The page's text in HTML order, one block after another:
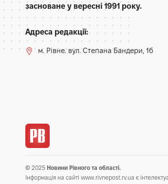
засноване у вересні 1991 року.
Адреса редакції:
м. Рівне. вул. Степана Бандери, 1б
© 2025 Новини Рівного та області.
Інформація на сайті www.rivnepost.rv.ua є